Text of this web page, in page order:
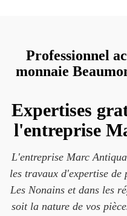
Professionnel
monnaie
Expertises
l'entreprise
L'entreprise Marc
les travaux d'expertise de
Les Nonains et dans les
soit la nature de vos